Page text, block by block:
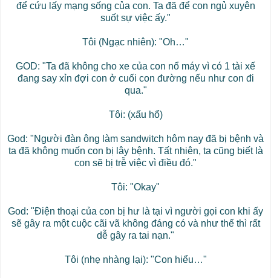
để cứu lấy mạng sống của con. Ta đã để con ngủ xuyên
suốt sự việc ấy."
Tôi (Ngạc nhiên): "Oh…"
GOD: "Ta đã không cho xe của con nổ máy vì có 1 tài xế
đang say xỉn đợi con ở cuối con đường nếu như con đi
qua."
Tôi: (xấu hổ)
God: "Người đàn ông làm sandwitch hôm nay đã bị bệnh và
ta đã không muốn con bị lây bệnh. Tất nhiên, ta cũng biết là
con sẽ bị trễ việc vì điều đó."
Tôi: "Okay"
God: "Điện thoại của con bị hư là tại vì người gọi con khi ấy
sẽ gây ra một cuộc cãi vã không đáng có và như thế thì rất
dễ gây ra tai nạn."
Tôi (nhẹ nhàng lại): "Con hiểu…"